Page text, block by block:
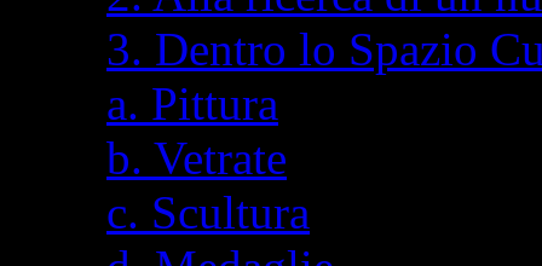
3. Dentro lo Spazio
a. Pittura
b. Vetrate
c. Scultura